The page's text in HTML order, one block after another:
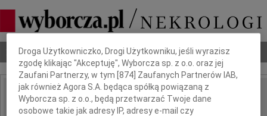
Nekrologi Odeszli Poradnik pogrzebowy
IMIĘ I NAZWISKO: Jola Choroszczak
Dbamy o Twoją prywatność
Droga Użytkowniczko, Drogi Użytkowniku, jeśli wyrazisz
zgodę klikając "Akceptuję", Wyborcza sp. z o.o. oraz jej
Zaufani Partnerzy, w tym [874 ] Zaufanych Partnerów IAB,
jak również Agora S.A. będąca spółką powiązaną z
Wyborcza sp. z o.o., będą przetwarzać Twoje dane
osobowe takie jak adresy IP, adresy e-mail czy